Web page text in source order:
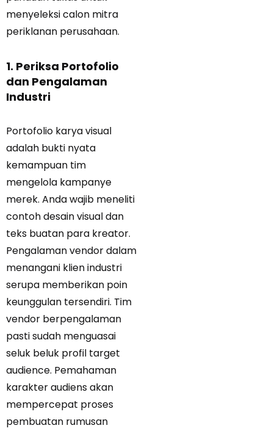
menyeleksi calon mitra
periklanan perusahaan.
1. Periksa Portofolio
dan Pengalaman
Industri
Portofolio karya visual
adalah bukti nyata
kemampuan tim
mengelola kampanye
merek. Anda wajib meneliti
contoh desain visual dan
teks buatan para kreator.
Pengalaman vendor dalam
menangani klien industri
serupa memberikan poin
keunggulan tersendiri. Tim
vendor berpengalaman
pasti sudah menguasai
seluk beluk profil target
audience. Pemahaman
karakter audiens akan
mempercepat proses
pembuatan rumusan